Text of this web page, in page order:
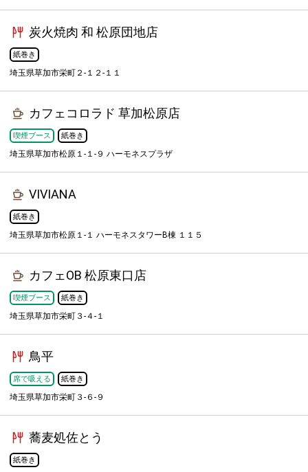
炭火焼肉 和 松原団地店
紙巻き
埼玉県草加市栄町２-１２-１１
カフェコロラド 草加松原店
喫煙ブース 紙巻き
埼玉県草加市松原１-１-９ ハーモネスプラザ
VIVIANA
紙巻き
埼玉県草加市松原１-１ ハーモネスタワーB棟 １１５
カフェOB 松原東口店
喫煙ブース 紙巻き
埼玉県草加市栄町３-４-１
鳥平
席で吸える 紙巻き
埼玉県草加市栄町３-６-９
蕎麦処佐とう
紙巻き